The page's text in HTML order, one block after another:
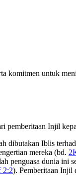
komitmen untuk
pemberitaan Injil
Iblis
mereka (bd.
penguasa dunia ini
2:2). Pemberitaan Injil